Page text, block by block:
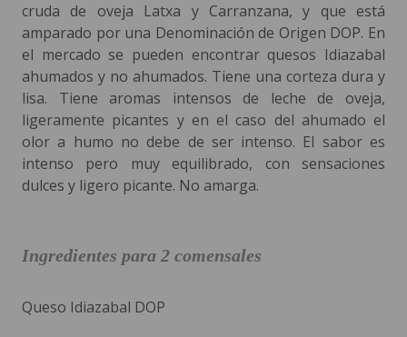
cruda de oveja Latxa y Carranzana, y que está
amparado por una Denominación de Origen DOP. En
el mercado se pueden encontrar quesos Idiazabal
ahumados y no ahumados. Tiene una corteza dura y
lisa. Tiene aromas intensos de leche de oveja,
ligeramente picantes y en el caso del ahumado el
olor a humo no debe de ser intenso. El sabor es
intenso pero muy equilibrado, con sensaciones
dulces y ligero picante. No amarga.
Ingredientes para 2 comensales
Queso Idiazabal DOP